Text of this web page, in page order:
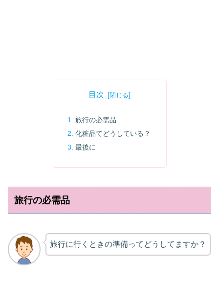
目次
旅行の必需品
化粧品てどうしている？
最後に
旅行の必需品
旅行に行くときの準備ってどうしてますか？